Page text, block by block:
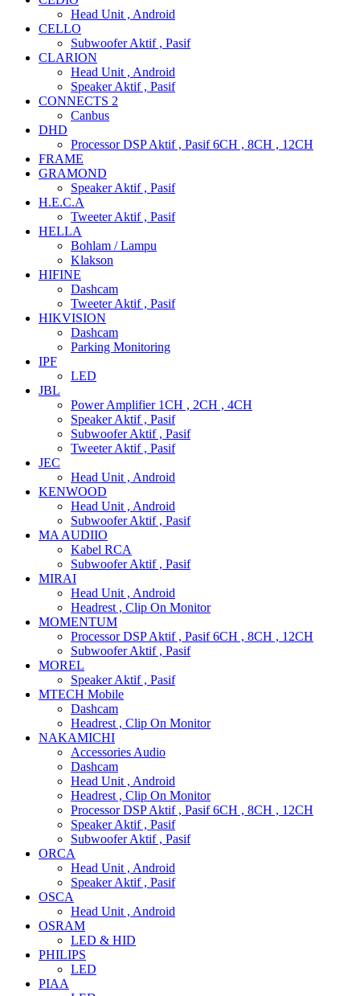
Head Unit , Android
CELLO
Subwoofer Aktif , Pasif
CLARION
Head Unit , Android
Speaker Aktif , Pasif
CONNECTS 2
Canbus
DHD
Processor DSP Aktif , Pasif 6CH , 8CH , 12CH
FRAME
GRAMOND
Speaker Aktif , Pasif
H.E.C.A
Tweeter Aktif , Pasif
HELLA
Bohlam / Lampu
Klakson
HIFINE
Dashcam
Tweeter Aktif , Pasif
HIKVISION
Dashcam
Parking Monitoring
IPF
LED
JBL
Power Amplifier 1CH , 2CH , 4CH
Speaker Aktif , Pasif
Subwoofer Aktif , Pasif
Tweeter Aktif , Pasif
JEC
Head Unit , Android
KENWOOD
Head Unit , Android
Subwoofer Aktif , Pasif
MA AUDIIO
Kabel RCA
Subwoofer Aktif , Pasif
MIRAI
Head Unit , Android
Headrest , Clip On Monitor
MOMENTUM
Processor DSP Aktif , Pasif 6CH , 8CH , 12CH
Subwoofer Aktif , Pasif
MOREL
Speaker Aktif , Pasif
MTECH Mobile
Dashcam
Headrest , Clip On Monitor
NAKAMICHI
Accessories Audio
Dashcam
Head Unit , Android
Headrest , Clip On Monitor
Processor DSP Aktif , Pasif 6CH , 8CH , 12CH
Speaker Aktif , Pasif
Subwoofer Aktif , Pasif
ORCA
Head Unit , Android
Speaker Aktif , Pasif
OSCA
Head Unit , Android
OSRAM
LED & HID
PHILIPS
LED
PIAA